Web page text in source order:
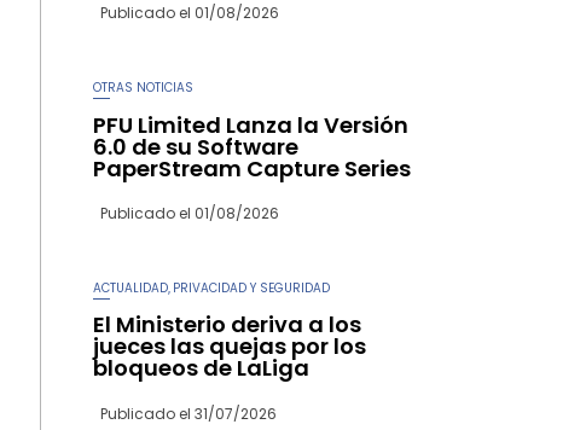
Publicado el 01/08/2026
OTRAS NOTICIAS
PFU Limited Lanza la Versión
6.0 de su Software
PaperStream Capture Series
Publicado el 01/08/2026
ACTUALIDAD, PRIVACIDAD Y SEGURIDAD
El Ministerio deriva a los
jueces las quejas por los
bloqueos de LaLiga
Publicado el 31/07/2026